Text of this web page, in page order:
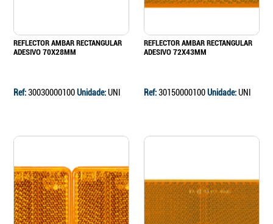
REFLECTOR AMBAR RECTANGULAR
ADESIVO 70X28MM
Ref:30030000100Unidade:UNI
REFLECTOR AMBAR RECTANGULAR
ADESIVO 72X43MM
Ref:30150000100Unidade:UNI